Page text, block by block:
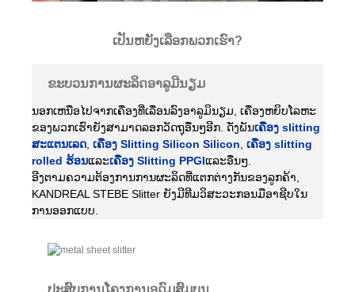
ເປັນຫຍັງເລືອກພວກເຮົາ?
ຂະບວນການຜະລິດອາລູມີນຽມ
ນອກເຫນືອໄປຈາກເຄື່ອງທີ່ເລື່ອນລົງອາລູມິນຽມ, ເຄື່ອງຫຍິບໂລຫະ
ຂອງພວກເຮົາຍັງສາມາດລອກວັດຖຸອື່ນໆອີກ. ດັ່ງພັນເຄື່ອງ slitting
ສະແຕນເລດ ເຄື່ອງ Slitting Silicon Silicon ເຄື່ອງ slitting
rolled ຮ້ອນແລະເຄື່ອງ Slitting PPGIແລະອື່ນໆ.
ອີງຕາມຄວາມຕ້ອງການການຜະລິດທີ່ແຕກຕ່າງກັນຂອງລູກຄ້າ,
KANDREAL STEBE Slitter ຍັງມີທີມວິສະວະກອນມືອາຊີບໃນ
ການອອກແບບ.
ປະສົບການໂຄງການອຸດົມສົມບູນ